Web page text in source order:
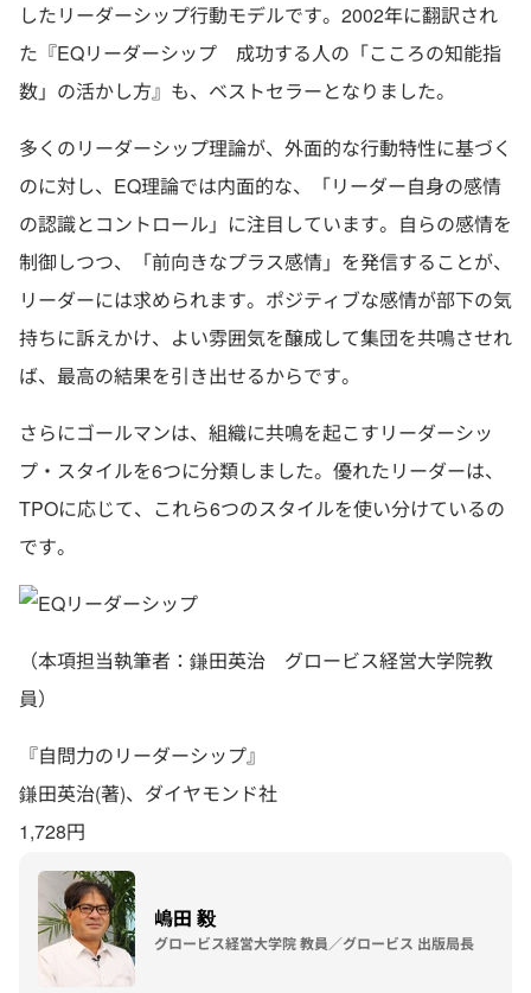
したリーダーシップ行動モデルです。2002年に翻訳され
た『EQリーダーシップ 成功する人の「こころの知能指
数」の活かし方』も、ベストセラーとなりました。
多くのリーダーシップ理論が、外面的な行動特性に基づく
のに対し、EQ理論では内面的な、「リーダー自身の感情
の認識とコントロール」に注目しています。自らの感情を
制御しつつ、「前向きなプラス感情」を発信することが、
リーダーには求められます。ポジティブな感情が部下の気
持ちに訴えかけ、よい雰囲気を醸成して集団を共鳴させれ
ば、最高の結果を引き出せるからです。
さらにゴールマンは、組織に共鳴を起こすリーダーシッ
プ・スタイルを6つに分類しました。優れたリーダーは、
TPOに応じて、これら6つのスタイルを使い分けているの
です。
（本項担当執筆者：鎌田英治 グロービス経営大学院教
員）
『自問力のリーダーシップ』
鎌田英治(著)、ダイヤモンド社
1,728円
嶋田 毅
グロービス経営大学院 教員／グロービス 出版局長